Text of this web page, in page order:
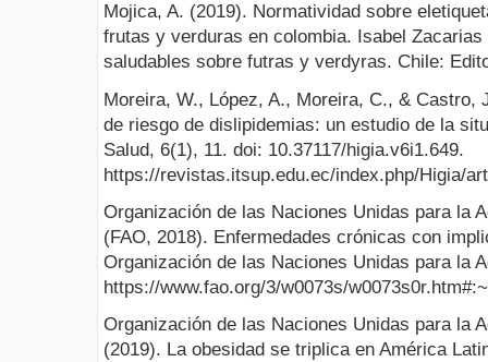
Mojica, A. (2019). Normatividad sobre
frutas y verduras en colombia. Isabel
saludables sobre futras y verdyras. Chile:
Moreira, W., López, A., Moreira, C., & Castro,
de riesgo de dislipidemias: un estudio de la
Salud, 6(1), 11. doi: 10.37117/higia.v6i1.649.
https://revistas.itsup.edu.ec/index.php/Higia/
Organización de las Naciones Unidas para la
(FAO, 2018). Enfermedades crónicas con
Organización de las Naciones Unidas para la
https://www.fao.org/3/w0073s/
Organización de las Naciones Unidas para la
(2019). La obesidad se triplica en América